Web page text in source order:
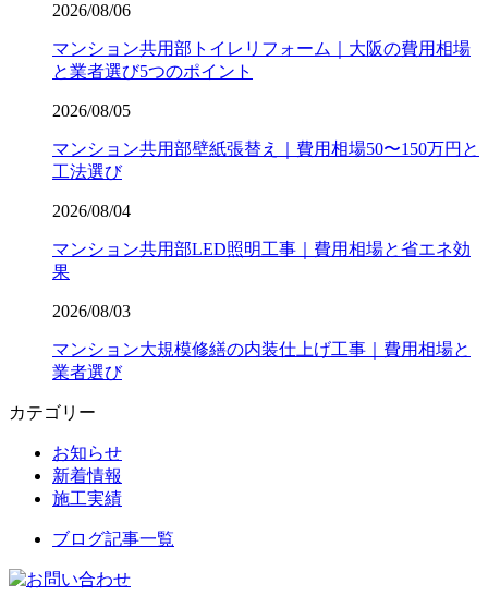
2026/08/06
マンション共用部トイレリフォーム｜大阪の費用相場
と業者選び5つのポイント
2026/08/05
マンション共用部壁紙張替え｜費用相場50〜150万円と
工法選び
2026/08/04
マンション共用部LED照明工事｜費用相場と省エネ効
果
2026/08/03
マンション大規模修繕の内装仕上げ工事｜費用相場と
業者選び
カテゴリー
お知らせ
新着情報
施工実績
ブログ記事一覧